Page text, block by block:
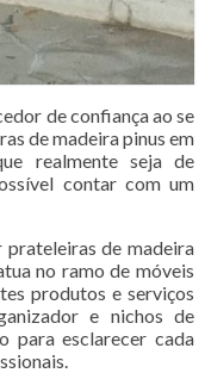
de confiança ao se
de madeira pinus em
realmente seja de
contar com um
prateleiras de madeira
no ramo de móveis
produtos e serviços
e nichos de
para esclarecer cada